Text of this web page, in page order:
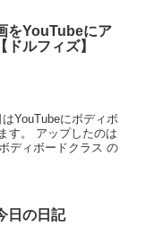
をYouTubeにア
ドルフィズ】
YouTubeにボディボ
す。 アップしたのは
ディボードクラス の
日の日記